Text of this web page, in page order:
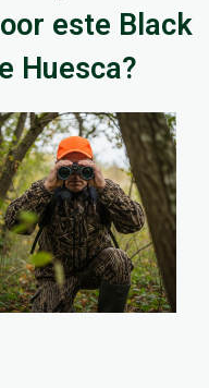
este Black
Huesca?